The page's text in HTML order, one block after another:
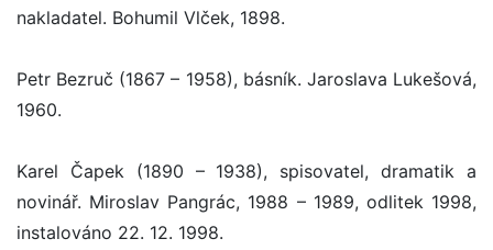
nakladatel. Bohumil Vlček, 1898.
Petr Bezruč (1867 – 1958), básník. Jaroslava Lukešová,
1960.
Karel Čapek (1890 – 1938), spisovatel, dramatik a
novinář. Miroslav Pangrác, 1988 – 1989, odlitek 1998,
instalováno 22. 12. 1998.